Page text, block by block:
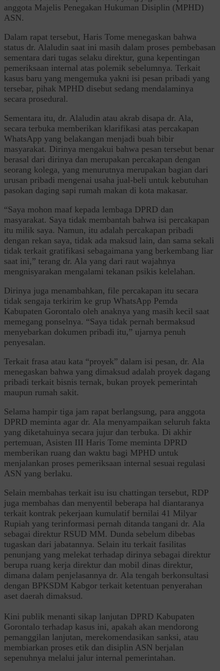
anggota Majelis Penegakan Hukuman Disiplin (MPHD)
ASN.
Dalam rapat tersebut, Haris Tome menegaskan bahwa
status dr. Alaludin saat ini masih dalam proses pembebasan
sementara dari tugas selaku direktur, guna kepentingan
pemeriksaan internal atas polemik sebelumnya. Terkait
kasus baru yang mengemuka yakni isi pesan pribadi yang
tersebar, pihak MPHD disebut sedang mendalaminya
secara prosedural.
Sementara itu, dr. Alaludin atau akrab disapa dr. Ala,
secara terbuka memberikan klarifikasi atas percakapan
WhatsApp yang belakangan menjadi buah bibir
masyarakat. Dirinya mengakui bahwa pesan tersebut benar
berasal dari dirinya dan merupakan percakapan dengan
seorang kolega, yang menurutnya merupakan bagian dari
urusan pribadi mengenai usaha jual-beli untuk kebutuhan
pasokan daging sapi rumah makan di kota makasar.
“Saya mohon maaf kepada lembaga DPRD dan
masyarakat. Saya tidak membantah bahwa isi percakapan
itu milik saya. Namun, itu adalah percakapan pribadi
dengan rekan saya, tidak ada maksud lain, dan sama sekali
tidak terkait gratifikasi sebagaimana yang berkembang liar
saat ini,” terang dr. Ala yang dari raut wajahnya
mengnisyarakan mengalami tekanan psikis kelelahan.
Dirinya juga menambahkan, file percakapan itu secara
tidak sengaja terkirim ke grup WhatsApp Pemda
Kabupaten Gorontalo oleh anaknya yang masih kecil saat
memegang ponselnya. “Saya tidak pernah bermaksud
menyebarkan dokumen pribadi itu,” ujarnya penuh
penyesalan.
Terkait frasa atau kata “proyek” dalam isi pesan, dr. Ala
menegaskan bahwa yang dimaksud adalah proyek dagang
pribadi terkait bisnis ternak, bukan proyek pemerintah
maupun rumah sakit.
Selama hampir tiga jam rapat berlangsung, para anggota
DPRD meminta agar dr. Ala menyampaikan seluruh fakta
yang diketahuinya secara jujur dan terbuka. Di akhir
pertemuan, Asisten III Haris Tome meminta DPRD
memberikan ruang dan waktu bagi MPHD untuk
menjalankan proses pemeriksaan internal sesuai regulasi
ASN yang berlaku.
Selain membahas terkait isu isu chattingan tersebut, RDP
juga membahas dan menyentil beberapa hal diantaranya
terkait kontrak pekerjaan kumulatif bernilai 41 Milyar
Rupiah yang terinformasi pernah ditanda tangani dr. Ala
sebagai direktur RSUD MM. Dunda sebelum dibebas
tugaskan dari jabatannya. Selain itu terkait fasilitas
penunjang yang melekat terhadap dirinya sebagai direktur
berupa ruang kerja direktur dan mobil dinas direktur,
dimana dalam penjelasannya dr. Ala tengah berkonsultasi
dengan BPKSDM Kabgor terkait ketentuan penyerahan
aset daerah dimaksud.
Kini publik menanti sikap lanjutan DPRD Kabupaten
Gorontalo terhadap kasus ini, apakah akan mendorong
pemanggilan lanjutan, merekomendasikan sanksi, atau
membiarkan proses etik dan disiplin ASN berjalan
sepenuhnya melalui jalur internal pemerintahan.